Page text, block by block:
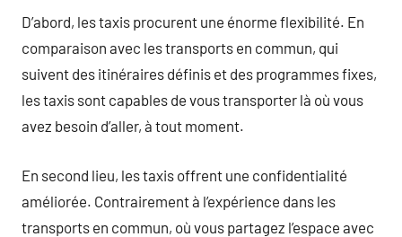
D’abord, les taxis procurent une énorme flexibilité. En
comparaison avec les transports en commun, qui
suivent des itinéraires définis et des programmes fixes,
les taxis sont capables de vous transporter là où vous
avez besoin d’aller, à tout moment.
En second lieu, les taxis offrent une confidentialité
améliorée. Contrairement à l’expérience dans les
transports en commun, où vous partagez l’espace avec